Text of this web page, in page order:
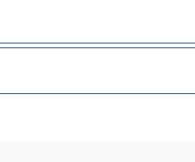
Narodowej z dnia 1 lipca
jednolity tekst
od nauczycieli (Dz. U.
2019 r. zmieniającym
podyplomowych
z wieloletnim
natomiast zajęcia
Ministra Nauki i
zawodu nauczyciela